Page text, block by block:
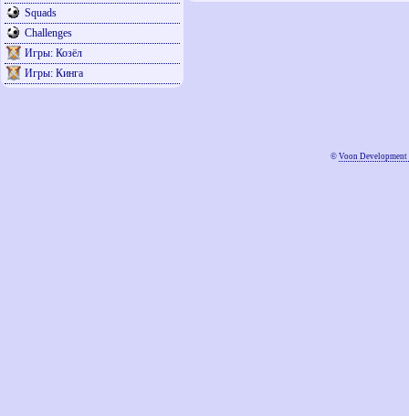
Squads
Challenges
Игры: Козёл
Игры: Кинга
© Voon Development